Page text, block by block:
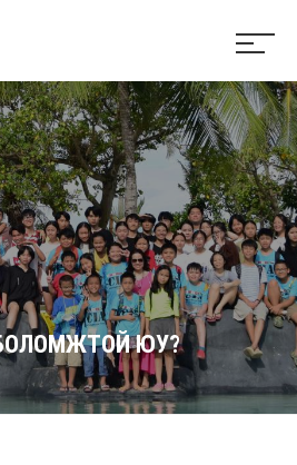
ЮУ?